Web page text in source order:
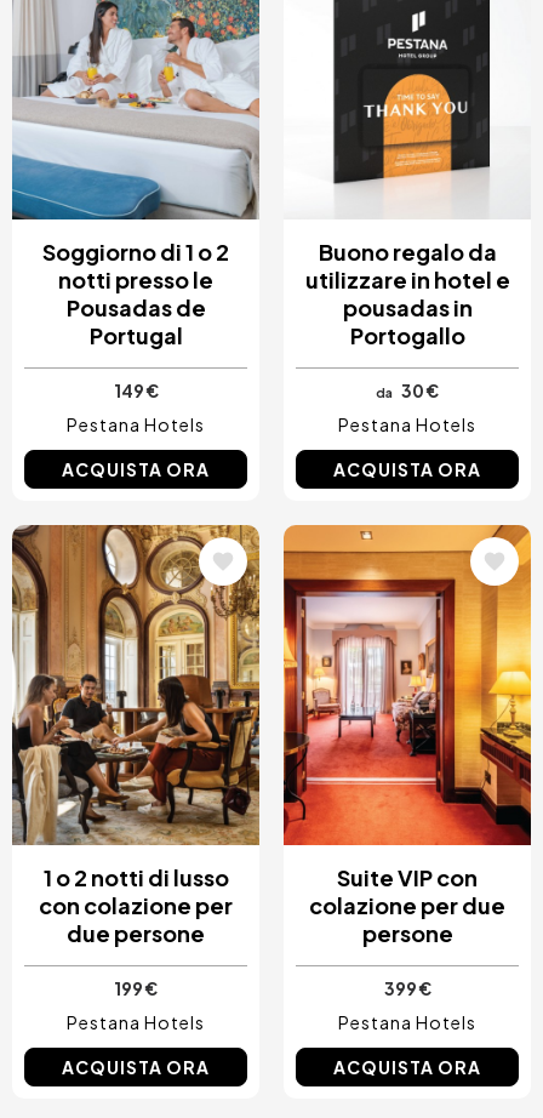
Soggiorno di 1 o 2
notti presso le
Pousadas de
Portugal
149 €
Pestana Hotels
ACQUISTA ORA
Buono regalo da
utilizzare in hotel e
pousadas in
Portogallo
da 30 €
Pestana Hotels
ACQUISTA ORA
Immagine
1 o 2 notti di lusso
con colazione per
due persone
199 €
Pestana Hotels
ACQUISTA ORA
Immagine
Suite VIP con
colazione per due
persone
399 €
Pestana Hotels
ACQUISTA ORA